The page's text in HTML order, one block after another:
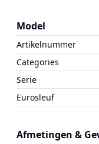
Model
Artikelnummer
Categories
Serie
Eurosleuf
Afmetingen &